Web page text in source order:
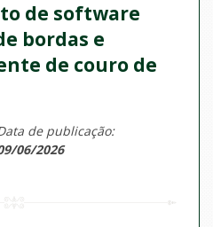
de software
bordas e
de couro de
de publicação:
06/2026